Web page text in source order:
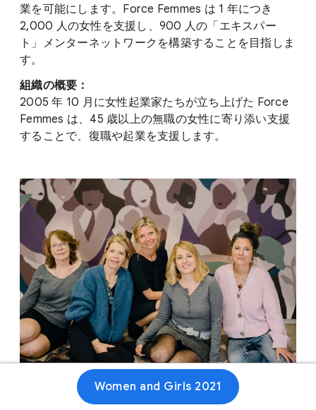
業を可能にします。Force Femmes は 1 年につき
2,000 人の女性を支援し、900 人の「エキスパー
ト」メンターネットワークを構築することを目指しま
す。
組織の概要：
2005 年 10 月に女性起業家たちが立ち上げた Force
Femmes は、45 歳以上の無職の女性に寄り添い支援
することで、復職や起業を支援します。
ウェブサイト
Women and Girls 2021